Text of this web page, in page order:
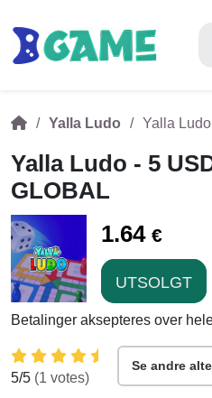
Yalla Ludo Yalla
Yalla Ludo - 5
GLOBAL
1.64 €
UTSOLGT
Betalinger aksepteres over
5/5 (1 votes)
Se andre